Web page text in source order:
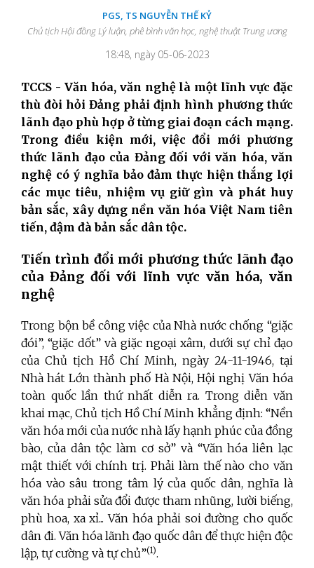
PGS, TS NGUYỄN THẾ KỶ
Chủ tịch Hội đồng Lý luận, phê bình văn học, nghệ thuật Trung ương
18:48, ngày 05-06-2023
TCCS - Văn hóa, văn nghệ là một lĩnh vực đặc
thù đòi hỏi Đảng phải định hình phương thức
lãnh đạo phù hợp ở từng giai đoạn cách mạng.
Trong điều kiện mới, việc đổi mới phương
thức lãnh đạo của Đảng đối với văn hóa, văn
nghệ có ý nghĩa bảo đảm thực hiện thắng lợi
các mục tiêu, nhiệm vụ giữ gìn và phát huy
bản sắc, xây dựng nền văn hóa Việt Nam tiên
tiến, đậm đà bản sắc dân tộc.
Tiến trình đổi mới phương thức lãnh đạo
của Đảng đối với lĩnh vực văn hóa, văn
nghệ
Trong bộn bề công việc của Nhà nước chống “giặc
đói”, “giặc dốt” và giặc ngoại xâm, dưới sự chỉ đạo
của Chủ tịch Hồ Chí Minh, ngày 24-11-1946, tại
Nhà hát Lớn thành phố Hà Nội, Hội nghị Văn hóa
toàn quốc lần thứ nhất diễn ra. Trong diễn văn
khai mạc, Chủ tịch Hồ Chí Minh khẳng định: “Nền
văn hóa mới của nước nhà lấy hạnh phúc của đồng
bào, của dân tộc làm cơ sở” và “Văn hóa liên lạc
mật thiết với chính trị. Phải làm thế nào cho văn
hóa vào sâu trong tâm lý của quốc dân, nghĩa là
văn hóa phải sửa đổi được tham nhũng, lười biếng,
phù hoa, xa xỉ... Văn hóa phải soi đường cho quốc
dân đi. Văn hóa lãnh đạo quốc dân để thực hiện độc
lập, tự cường và tự chủ”(1).